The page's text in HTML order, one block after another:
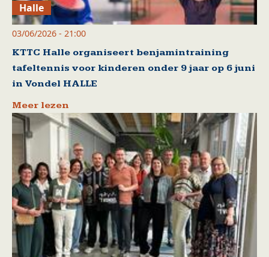
Halle
03/06/2026 - 21:00
KTTC Halle organiseert benjamintraining
tafeltennis voor kinderen onder 9 jaar op 6 juni
in Vondel HALLE
Meer lezen